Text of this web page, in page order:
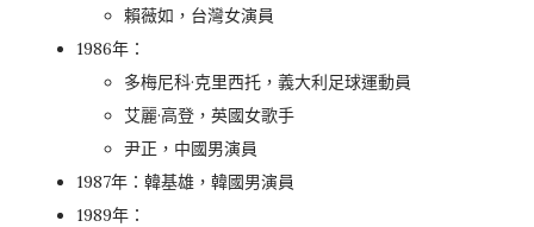
賴薇如，台灣女演員
1986年：
多梅尼科·克里西托，義大利足球運動員
艾麗·高登，英國女歌手
尹正，中國男演員
1987年：韓基雄，韓國男演員
1989年：